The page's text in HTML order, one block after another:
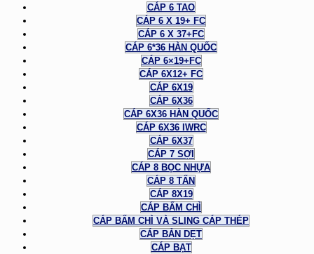
CÁP 6 TAO
CÁP 6 X 19+ FC
CÁP 6 X 37+FC
CÁP 6*36 HÀN QUỐC
CÁP 6×19+FC
CÁP 6X12+ FC
CÁP 6X19
CÁP 6X36
CÁP 6X36 HÀN QUỐC
CÁP 6X36 IWRC
CÁP 6X37
CÁP 7 SỢI
CÁP 8 BỌC NHỰA
CÁP 8 TẤN
CÁP 8X19
CÁP BẤM CHÌ
CÁP BẤM CHÌ VÀ SLING CÁP THÉP
CÁP BẢN DẸT
CÁP BẠT